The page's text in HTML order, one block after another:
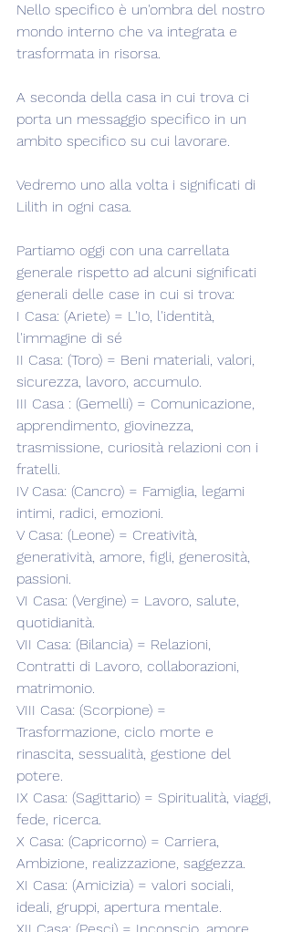
Nello specifico è un'ombra del nostro
mondo interno che va integrata e
trasformata in risorsa.
A seconda della casa in cui trova ci
porta un messaggio specifico in un
ambito specifico su cui lavorare.
Vedremo uno alla volta i significati di
Lilith in ogni casa.
Partiamo oggi con una carrellata
generale rispetto ad alcuni significati
generali delle case in cui si trova:
I Casa: (Ariete) = L'Io, l'identità,
l'immagine di sé
II Casa: (Toro) = Beni materiali, valori,
sicurezza, lavoro, accumulo.
III Casa : (Gemelli) = Comunicazione,
apprendimento, giovinezza,
trasmissione, curiosità relazioni con i
fratelli.
IV Casa: (Cancro) = Famiglia, legami
intimi, radici, emozioni.
V Casa: (Leone) = Creatività,
generatività, amore, figli, generosità,
passioni.
VI Casa: (Vergine) = Lavoro, salute,
quotidianità.
VII Casa: (Bilancia) = Relazioni,
Contratti di Lavoro, collaborazioni,
matrimonio.
VIII Casa: (Scorpione) =
Trasformazione, ciclo morte e
rinascita, sessualità, gestione del
potere.
IX Casa: (Sagittario) = Spiritualità, viaggi,
fede, ricerca.
X Casa: (Capricorno) = Carriera,
Ambizione, realizzazione, saggezza.
XI Casa: (Amicizia) = valori sociali,
ideali, gruppi, apertura mentale.